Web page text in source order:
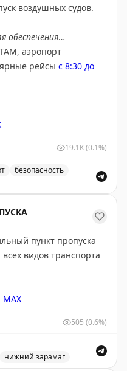
воздушных судов.
обеспечения
аэропорт
рейсы с 8:30 до
19.1K(0.1%)
безопасность
пункт пропуска
видов транспорта
MAX
505 (0.6%)
нижний зарамаг